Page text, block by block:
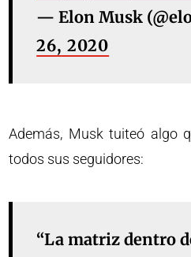
— Elon Musk
26, 2020
Además, Musk tuiteó algo
todos sus seguidores:
“La matriz dentro